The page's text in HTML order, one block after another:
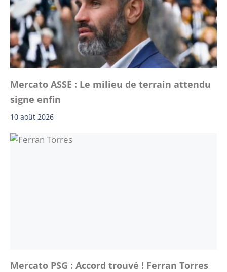
Mercato ASSE : Le milieu de terrain attendu
signe enfin
10 août 2026
Mercato PSG : Accord trouvé ! Ferran Torres